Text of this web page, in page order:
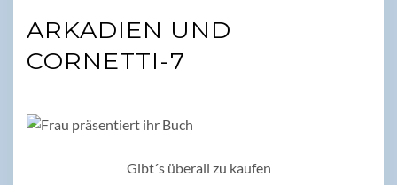
ARKADIEN UND
CORNETTI-7
Gibt´s überall zu kaufen